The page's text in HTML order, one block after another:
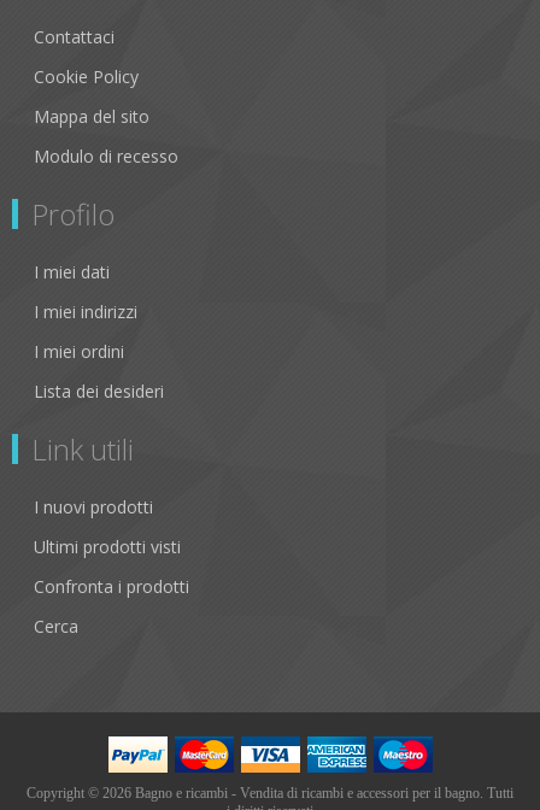
Contattaci
Cookie Policy
Mappa del sito
Modulo di recesso
Profilo
I miei dati
I miei indirizzi
I miei ordini
Lista dei desideri
Link utili
I nuovi prodotti
Ultimi prodotti visti
Confronta i prodotti
Cerca
Copyright © 2026 Bagno e ricambi - Vendita di ricambi e accessori per il bagno. Tutti